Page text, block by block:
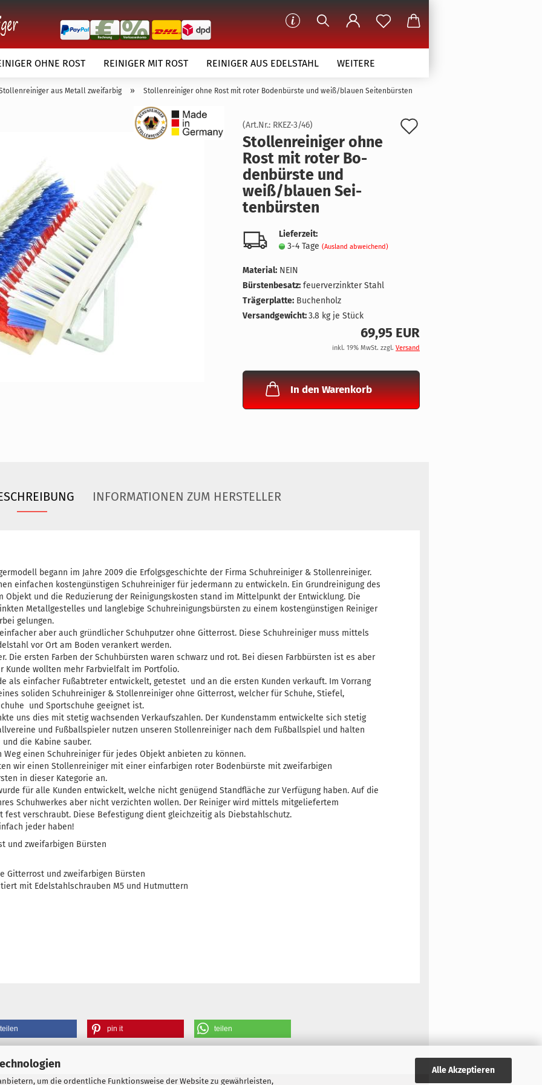
um die ordentliche Funktionsweise der Website zu gewährleisten,
Alle Akzeptieren
OHNE ROST REINIGER MIT ROST REINIGER AUS EDELSTAHL WEITERE
aus Metall zweifarbig » Stollenreiniger ohne Rost mit roter Bodenbürste und weiß/blauen Seitenbürsten
(Art.Nr.: RKEZ-3/46)
Stol­len­rei­ni­ger ohne
Rost mit roter Bo­
den­bürs­te und
weiß/blau­en Sei­
ten­bürs­ten
Lieferzeit:
3-4 Tage (Ausland abweichend)
Material: NEIN
Bürstenbesatz: feuerverzinkter Stahl
Trägerplatte: Buchenholz
Versandgewicht:3.8 kg je Stück
69,95 EUR
inkl. 19% MwSt. zzgl. Versand
In den Warenkorb
INFORMATIONEN ZUM HERSTELLER
begann im Jahre 2009 die Erfolgsgeschichte der Firma Schuhreiniger & Stollenreiniger.
einfachen kostengünstigen Schuhreiniger für jedermann zu entwickeln. Ein Grundreinigung des
Objekt und die Reduzierung der Reinigungskosten stand im Mittelpunkt der Entwicklung. Die
Metallgestelles und langlebige Schuhreinigungsbürsten zu einem kostengünstigen Reiniger
gelungen.
aber auch gründlicher Schuhputzer ohne Gitterrost. Diese Schuhreiniger muss mittels
vor Ort am Boden verankert werden.
Die ersten Farben der Schuhbürsten waren schwarz und rot. Bei diesen Farbbürsten ist es aber
Kunde wollten mehr Farbvielfalt im Portfolio.
als einfacher Fußabtreter entwickelt, getestet und an die ersten Kunden verkauft. Im Vorrang
soliden Schuhreiniger & Stollenreiniger ohne Gitterrost, welcher für Schuhe, Stiefel,
und Sportschuhe geeignet ist.
uns dies mit stetig wachsenden Verkaufszahlen. Der Kundenstamm entwickelte sich stetig
und Fußballspieler nutzen unseren Stollenreiniger nach dem Fußballspiel und halten
die Kabine sauber.
einen Schuhreiniger für jedes Objekt anbieten zu können.
wir einen Stollenreiniger mit einer einfarbigen roter Bodenbürste mit zweifarbigen
in dieser Kategorie an.
für alle Kunden entwickelt, welche nicht genügend Standfläche zur Verfügung haben. Auf die
Schuhwerkes aber nicht verzichten wollen. Der Reiniger wird mittels mitgeliefertem
fest verschraubt. Diese Befestigung dient gleichzeitig als Diebstahlschutz.
jeder haben!
und zweifarbigen Bürsten
Gitterrost und zweifarbigen Bürsten
mit Edelstahlschrauben M5 und Hutmuttern
teilen pin it teilen